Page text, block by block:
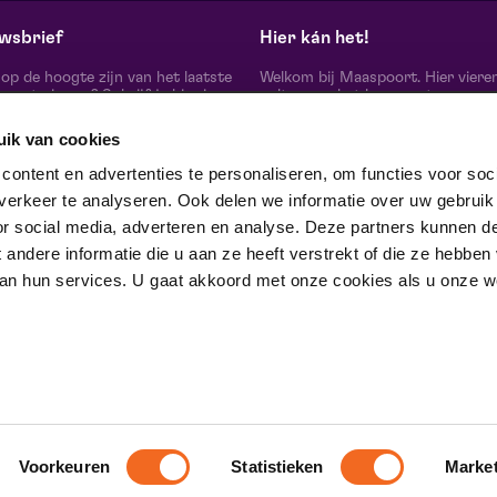
van cookies
en advertenties te personaliseren, om functies voor
te analyseren. Ook delen we informatie over uw
social media, adverteren en analyse. Deze partners kunnen
informatie die u aan ze heeft verstrekt of die ze hebben
hun services. U gaat akkoord met onze cookies als u onze
Voorkeuren Statistieken
de hoogte zijn van het laatste
nieuws? Schrijf je hier in
schrijf je in
op
Hier kán het!
Welkom bij Maaspoort. Hier
cultuur en het leven met een
echte verschil maak je samen’.
Winnaar van de Red Dot Award
& Communication Design 2024
categorie Corporate Design &